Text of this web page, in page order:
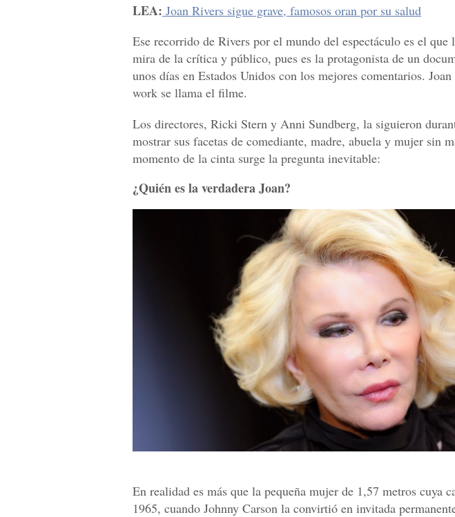
LEA: Joan Rivers sigue grave, famosos oran por su salud
Ese recorrido de Rivers por el mundo del espectáculo es el que
mira de la crítica y público, pues es la protagonista de un
unos días en Estados Unidos con los mejores comentarios.
work se llama el filme.
Los directores, Ricki Stern y Anni Sundberg, la siguieron
mostrar sus facetas de comediante, madre, abuela y mujer sin
momento de la cinta surge la pregunta inevitable:
¿Quién es la verdadera Joan?
En realidad es más que la pequeña mujer de 1,57 metros cuya
1965, cuando Johnny Carson la convirtió en invitada